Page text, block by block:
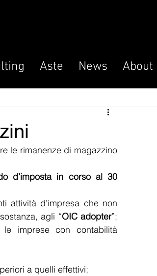
Aste News About
le rimanenze di magazzino
d’imposta in corso al 30
attività d’impresa che non
agli “OIC adopter”;
imprese con contabilità
a quelli effettivi;